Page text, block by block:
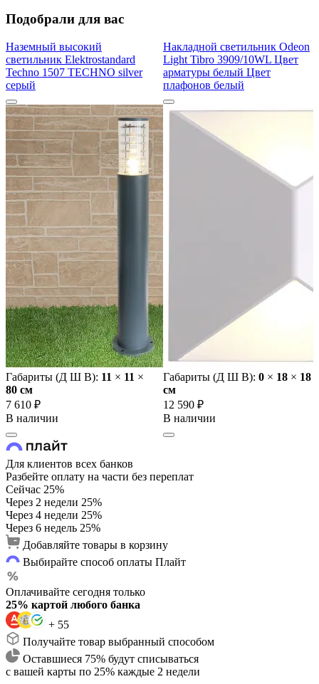
Подобрали для вас
Наземный высокий
светильник Elektrostandard
Techno 1507 TECHNO silver
серый
Габариты (Д Ш В): 11 × 11 ×
80 cм
7 610 ₽
В наличии
Накладной светильник Odeon
Light Tibro 3909/10WL Цвет
арматуры белый Цвет
плафонов белый
Габариты (Д Ш В): 0 × 18 × 18
cм
12 590 ₽
В наличии
Для клиентов всех банков
Разбейте оплату на части без переплат
Сейчас 25%
Через 2 недели 25%
Через 4 недели 25%
Через 6 недель 25%
Добавляйте товары в корзину
Выбирайте способ оплаты Плайт
Оплачивайте сегодня только
25% картой любого банка
+ 55
Получайте товар выбранный способом
Оставшиеся 75% будут списываться
с вашей карты по 25% каждые 2 недели